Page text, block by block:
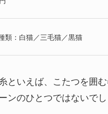
類：白猫／三毛猫／黒猫
といえば、こたつを囲
ンのひとつではないでし